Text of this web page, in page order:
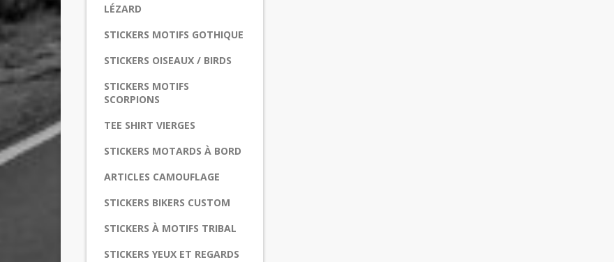
LÉZARD
STICKERS MOTIFS GOTHIQUE
STICKERS OISEAUX / BIRDS
STICKERS MOTIFS
SCORPIONS
TEE SHIRT VIERGES
STICKERS MOTARDS À BORD
ARTICLES CAMOUFLAGE
STICKERS BIKERS CUSTOM
STICKERS À MOTIFS TRIBAL
STICKERS YEUX ET REGARDS